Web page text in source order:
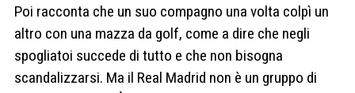
Poi racconta che un suo compagno una volta colpì un
altro con una mazza da golf, come a dire che negli
spogliatoi succede di tutto e che non bisogna
scandalizzarsi. Ma il Real Madrid non è un gruppo di